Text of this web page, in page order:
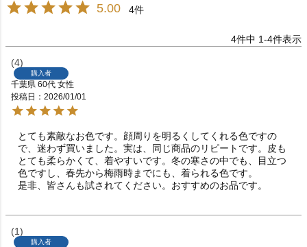
5.00 4
4件中 1-4件表示
4
購入者
千葉県 60代 女性
投稿日
2026/01/01
とても素敵なお色です。顔周りを明るくしてくれる色ですの
で、迷わず買いました。実は、同じ商品のリピートです。皮も
とても柔らかくて、着やすいです。冬の寒さの中でも、目立つ
色ですし、春先から梅雨時までにも、着られる色です。
是非、皆さんも試されてください。おすすめのお品です。
1
購入者